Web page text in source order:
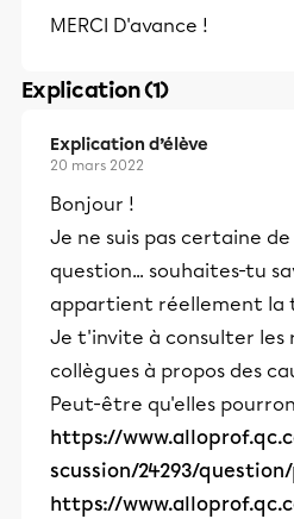
MERCI D'avance !
Explication (1)
Explication d’élève
20 mars 2022
Bonjour !
Je ne suis pas certaine
question... souhaites-tu
appartient réellement la
Je t'invite à consulter les
collègues à propos des
Peut-être qu'elles
https://
scussion/24293/question/
https://